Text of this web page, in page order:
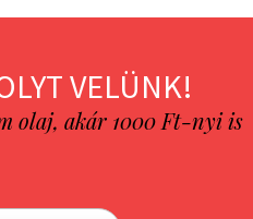
VELÜNK!
olaj, akár 1000 Ft-nyi is